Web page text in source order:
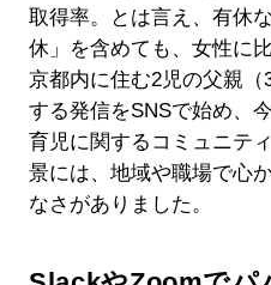
取得率。とは言え、有休
休」を含めても、女性に
京都内に住む2児の父親
する発信をSNSで始め、
育児に関するコミュニテ
景には、地域や職場で心
なさがありました。